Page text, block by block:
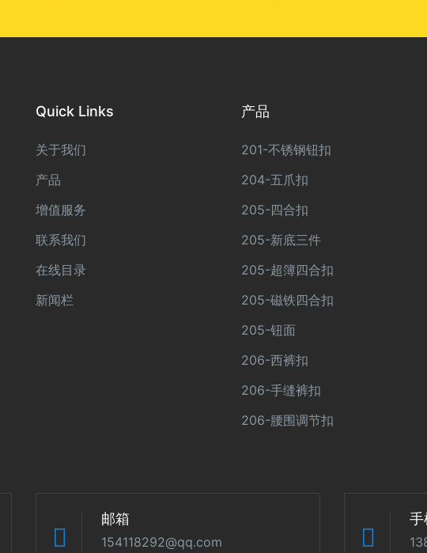
Quick Links
关于我们
产品
增值服务
联系我们
在线目录
新闻栏
产品
201-不锈钢钮扣
204-五爪扣
205-四合扣
205-新底三件
205-超簿四合扣
205-磁铁四合扣
205-钮面
206-西裤扣
206-手缝裤扣
206-腰围调节扣
邮箱
154118292@qq.com
手